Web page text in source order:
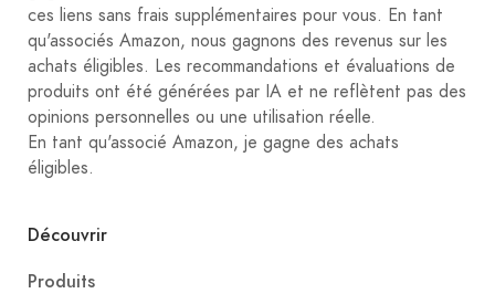
ces liens sans frais supplémentaires pour vous. En tant
qu'associés Amazon, nous gagnons des revenus sur les
achats éligibles. Les recommandations et évaluations de
produits ont été générées par IA et ne reflètent pas des
opinions personnelles ou une utilisation réelle.
En tant qu'associé Amazon, je gagne des achats
éligibles.
Découvrir
Produits